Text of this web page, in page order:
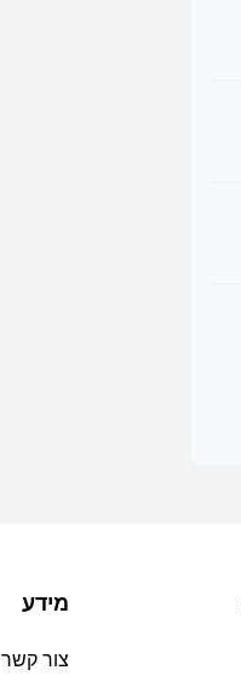
מידע
צור קשר